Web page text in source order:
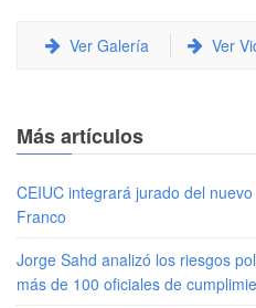
Ver Galería Ver
Más artículos
CEIUC integrará jurado del
Franco
Jorge Sahd analizó los riesgos
más de 100 oficiales de